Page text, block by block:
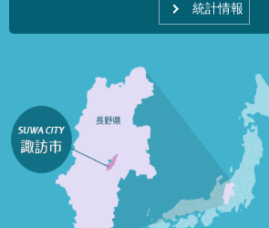
統計情報